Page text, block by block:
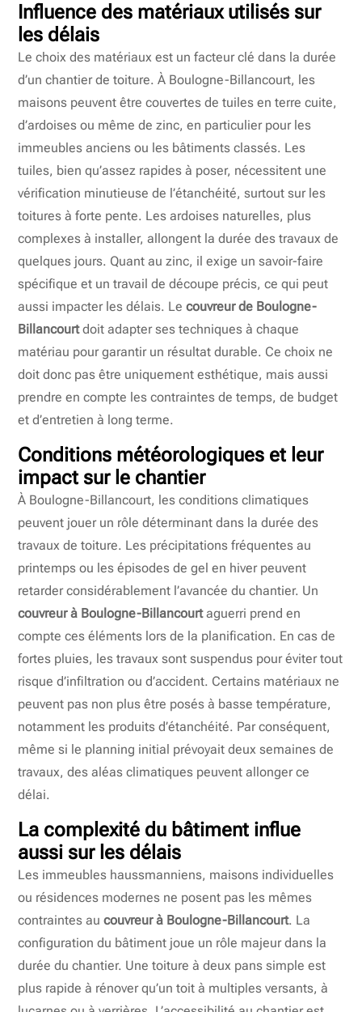
Influence des matériaux utilisés sur
les délais
Le choix des matériaux est un facteur clé dans la durée
d’un chantier de toiture. À Boulogne-Billancourt, les
maisons peuvent être couvertes de tuiles en terre cuite,
d’ardoises ou même de zinc, en particulier pour les
immeubles anciens ou les bâtiments classés. Les
tuiles, bien qu’assez rapides à poser, nécessitent une
vérification minutieuse de l’étanchéité, surtout sur les
toitures à forte pente. Les ardoises naturelles, plus
complexes à installer, allongent la durée des travaux de
quelques jours. Quant au zinc, il exige un savoir-faire
spécifique et un travail de découpe précis, ce qui peut
aussi impacter les délais. Lecouvreur de Boulogne-
Billancourtdoit adapter ses techniques à chaque
matériau pour garantir un résultat durable. Ce choix ne
doit donc pas être uniquement esthétique, mais aussi
prendre en compte les contraintes de temps, de budget
et d’entretien à long terme.
Conditions météorologiques et leur
impact sur le chantier
À Boulogne-Billancourt, les conditions climatiques
peuvent jouer un rôle déterminant dans la durée des
travaux de toiture. Les précipitations fréquentes au
printemps ou les épisodes de gel en hiver peuvent
retarder considérablement l’avancée du chantier. Un
couvreur à Boulogne-Billancourtaguerri prend en
compte ces éléments lors de la planification. En cas de
fortes pluies, les travaux sont suspendus pour éviter tout
risque d’infiltration ou d’accident. Certains matériaux ne
peuvent pas non plus être posés à basse température,
notamment les produits d’étanchéité. Par conséquent,
même si le planning initial prévoyait deux semaines de
travaux, des aléas climatiques peuvent allonger ce
délai.
La complexité du bâtiment influe
aussi sur les délais
Les immeubles haussmanniens, maisons individuelles
ou résidences modernes ne posent pas les mêmes
contraintes aucouvreur à Boulogne-Billancourt. La
configuration du bâtiment joue un rôle majeur dans la
durée du chantier. Une toiture à deux pans simple est
plus rapide à rénover qu’un toit à multiples versants, à